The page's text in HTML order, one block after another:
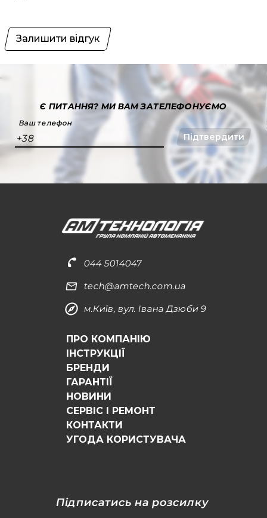
Залишити відгук
Є ПИТАННЯ?МИ ВАМ ЗАТЕЛЕФОНУЄМО
Ваш телефон
+38 Підтвердити
044 5014047
tech@amtech.com.ua
м.Київ, вул. Івана Дзюби 9
ПРО КОМПАНІЮ
ІНСТРУКЦІЇ
БРЕНДИ
ГАРАНТІЇ
НОВИНИ
СЕРВІС І РЕМОНТ
КОНТАКТИ
УГОДА КОРИСТУВАЧА
Підписатись на розсилку